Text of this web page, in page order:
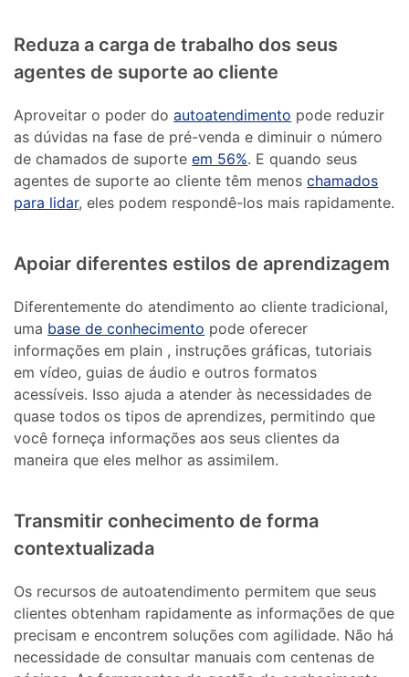
Reduza a carga de trabalho dos seus
agentes de suporte ao cliente
Aproveitar o poder doautoatendimento pode reduzir
as dúvidas na fase de pré-venda e diminuir o número
de chamados de suporteem 56%. E quando seus
agentes de suporte ao cliente têm menoschamados
para lidar, eles podem respondê-los mais rapidamente.
Apoiar diferentes estilos de aprendizagem
Diferentemente do atendimento ao cliente tradicional,
uma base de conhecimento pode oferecer
informações em plain , instruções gráficas, tutoriais
em vídeo, guias de áudio e outros formatos
acessíveis. Isso ajuda a atender às necessidades de
quase todos os tipos de aprendizes, permitindo que
você forneça informações aos seus clientes da
maneira que eles melhor as assimilem.
Transmitir conhecimento de forma
contextualizada
Os recursos de autoatendimento permitem que seus
clientes obtenham rapidamente as informações de que
precisam e encontrem soluções com agilidade. Não há
necessidade de consultar manuais com centenas de